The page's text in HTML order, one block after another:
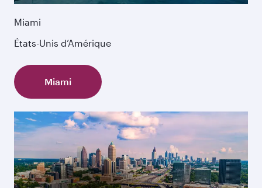
Miami
États-Unis d’Amérique
Miami